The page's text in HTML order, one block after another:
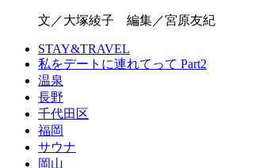
文／大塚綾子 編集／宮原友紀
STAY&TRAVEL
私をデートに連れてって Part2
温泉
長野
千代田区
福岡
サウナ
岡山